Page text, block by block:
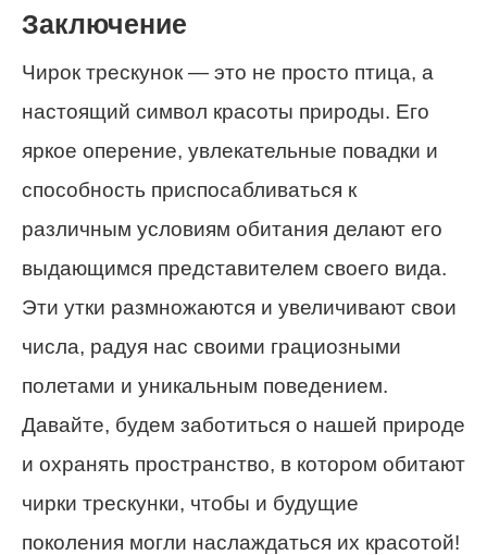
Заключение
Чирок трескунок — это не просто птица, а
настоящий символ красоты природы. Его
яркое оперение, увлекательные повадки и
способность приспосабливаться к
различным условиям обитания делают его
выдающимся представителем своего вида.
Эти утки размножаются и увеличивают свои
числа, радуя нас своими грациозными
полетами и уникальным поведением.
Давайте, будем заботиться о нашей природе
и охранять пространство, в котором обитают
чирки трескунки, чтобы и будущие
поколения могли наслаждаться их красотой!